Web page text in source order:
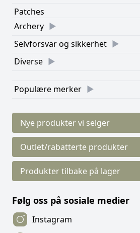
Patches
Archery
Selvforsvar og sikkerhet
Diverse
Populære merker
Nye produkter vi selger
Outlet/rabatterte produkter
Produkter tilbake på lager
Følg oss på sosiale medier
Instagram